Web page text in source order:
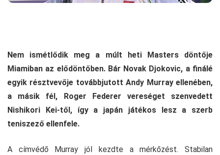
Nem ismétlődik meg a múlt heti Masters döntője
Miamiban az elődöntőben. Bár Novak Djokovic, a finálé
egyik résztvevője továbbjutott Andy Murray ellenében,
a másik fél, Roger Federer vereséget szenvedett
Nishikori Kei-től, így a japán játékos lesz a szerb
teniszező ellenfele.
A címvédő Murray jól kezdte a mérkőzést. Stabilan